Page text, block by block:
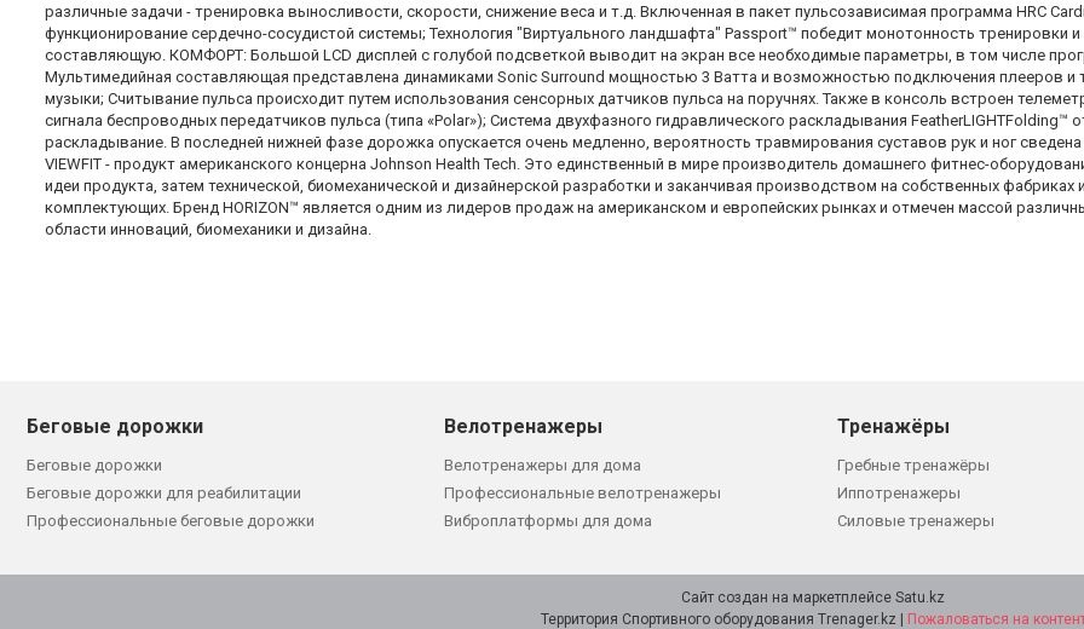
различные задачи - тренировка выносливости, скорости, снижение веса и т.д. Включенная в пакет пульсозависимая программа HRC
функционирование сердечно-сосудистой системы; Технология "Виртуального ландшафта" Passport™ победит монотонность тренировки
составляющую. КОМФОРТ: Большой LСD дисплей с голубой подсветкой выводит на экран все необходимые параметры, в том числе
Мультимедийная составляющая представлена динамиками Sonic Surround мощностью 3 Ватта и возможностью подключения плееров и
музыки; Считывание пульса происходит путем использования сенсорных датчиков пульса на поручнях. Также в консоль встроен
сигнала беспроводных передатчиков пульса (типа «Polar»); Система двухфазного гидравлического раскладывания FeatherLIGHTFolding™
раскладывание. В последней нижней фазе дорожка опускается очень медленно, вероятность травмирования суставов рук и ног сведена
VIEWFIT - продукт американского концерна Johnson Health Tech. Это единственный в мире производитель домашнего фитнес-
идеи продукта, затем технической, биомеханической и дизайнерской разработки и заканчивая производством на собственных фабриках
комплектующих. Бренд HORIZON™ является одним из лидеров продаж на американском и европейских рынках и отмечен массой
области инноваций, биомеханики и дизайна.
Беговые дорожки
Беговые дорожки
Беговые дорожки для реабилитации
Профессиональные беговые дорожки
Велотренажеры
Велотренажеры для дома
Профессиональные велотренажеры
Виброплатформы для дома
Тренажёры
Гребные тренажёры
Иппотренажеры
Силовые тренажеры
Сайт создан на маркетплейсе Satu.kz
Пожаловаться на